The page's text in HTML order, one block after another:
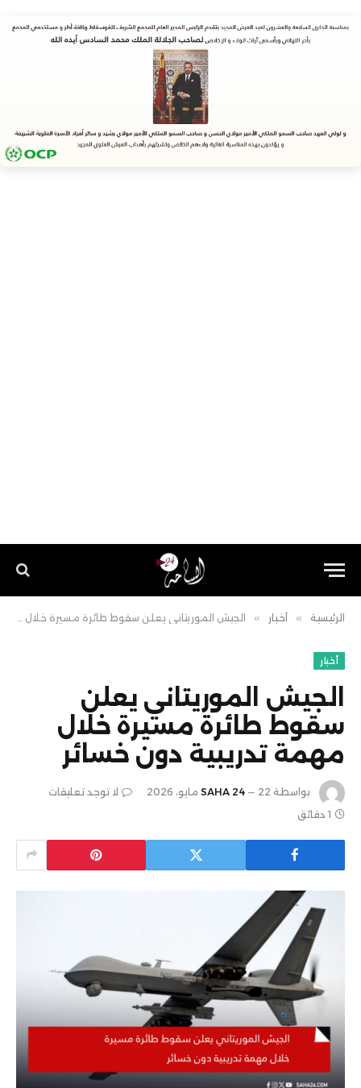
الرئيسية » أخبار » الجيش الموريتاني يعلن سقوط طائرة مسيرة خلال مهمة تدريبية دون خسائر
أخبار
الجيش الموريتاني يعلن
سقوط طائرة مسيرة خلال
مهمة تدريبية دون خسائر
بواسطة SAHA 24 22 مايو، 2026
لا توجد تعليقات
1 دقائق